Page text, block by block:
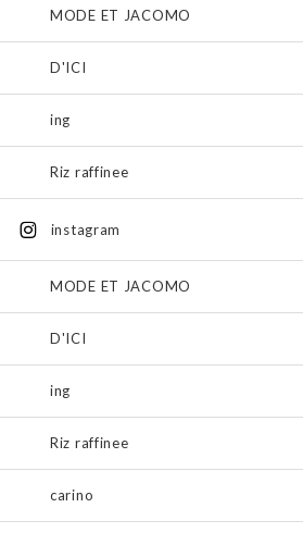
MODE ET JACOMO
D'ICI
ing
Riz raffinee
instagram
MODE ET JACOMO
D'ICI
ing
Riz raffinee
carino